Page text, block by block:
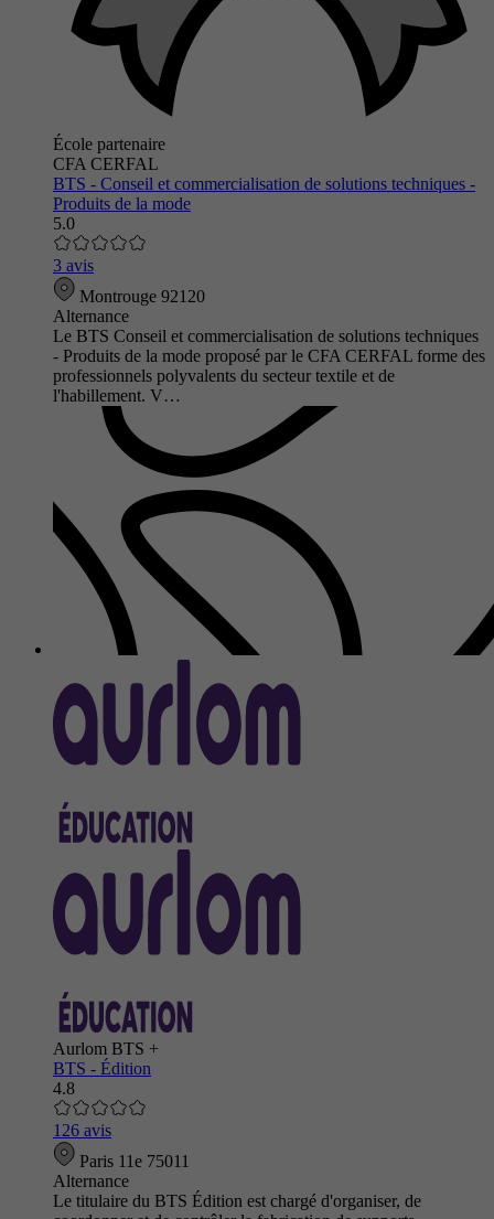
École partenaire
CFA CERFAL
BTS - Conseil et commercialisation de solutions techniques -
Produits de la mode
5.0
3 avis
Montrouge 92120
Alternance
Le BTS Conseil et commercialisation de solutions techniques
- Produits de la mode proposé par le CFA CERFAL forme des
professionnels polyvalents du secteur textile et de
l'habillement. V…
Aurlom BTS +
BTS - Édition
4.8
126 avis
Paris 11e 75011
Alternance
Le titulaire du BTS Édition est chargé d'organiser, de